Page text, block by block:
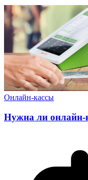
Онлайн-кассы
Нужна ли онлайн-